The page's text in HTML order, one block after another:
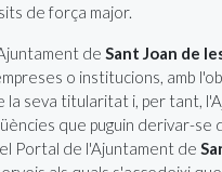
de força major.
de Sant Joan de
o institucions, amb
la seva titularitat i, per tant,
que puguin derivar-
Portal de l'Ajuntament de